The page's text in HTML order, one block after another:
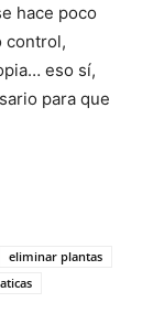
hace poco
control,
eso sí,
para que
eliminar plantas